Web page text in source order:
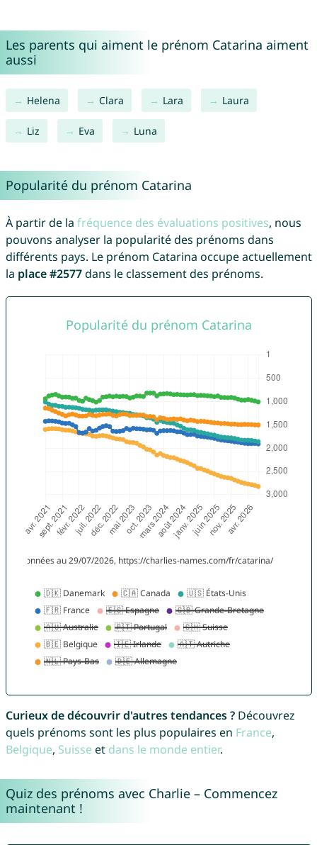
Les parents qui aiment le prénom Catarina aiment
aussi
Helena Clara Lara Laura
Liz Eva Luna
Popularité du prénom Catarina
À partir de la fréquence des évaluations positives, nous
pouvons analyser la popularité des prénoms dans
différents pays. Le prénom Catarina occupe actuellement
la place #2577dans le classement des prénoms.
Curieux de découvrir d'autres tendances ?Découvrez
quels prénoms sont les plus populaires en France,
Belgique, Suisse et dans le monde entier.
Quiz des prénoms avec Charlie – Commencez
maintenant !